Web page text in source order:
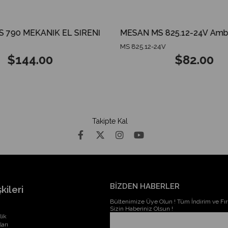
790 MEKANİK EL SİRENİ
$144.00
MS 825.12-24V
$82.00
Takipte Kal
BİZDEN HABERLER
Bültenimize Üye Olun ! Tüm İndirim ve
Sizin Haberiniz Olsun !